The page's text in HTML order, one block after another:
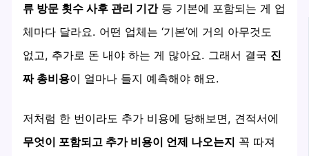
류 방문 횟수 사후 관리 기간등 기본에 포함되는 게 업
체마다 달라요. 어떤 업체는 ‘기본’에 거의 아무것도
없고, 추가로 돈 내야 하는 게 많아요. 그래서 결국 진
짜 총비용이 얼마나 들지 예측해야 해요.
저처럼 한 번이라도 추가 비용에 당해보면, 견적서에
무엇이 포함되고 추가 비용이 언제 나오는지 꼭 따져